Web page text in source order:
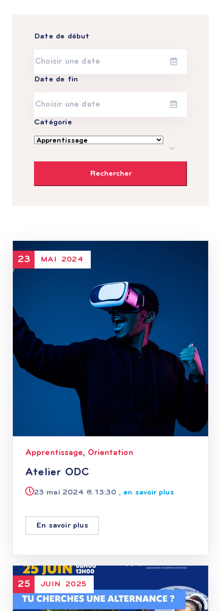
Date de début
Date de fin
Catégorie
23 MAI 2024
Apprentissage, Orientation
Atelier ODC
23 mai 2024 @13:30 , en savoir plus
En savoir plus
25 JUIN 2025